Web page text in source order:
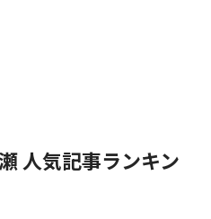
人気記事ランキン